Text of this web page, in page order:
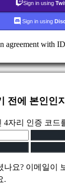
Sign in using
Sign in using
agreement with
전에 본인인
4자리 인증 코드
나요? 이메일이
.